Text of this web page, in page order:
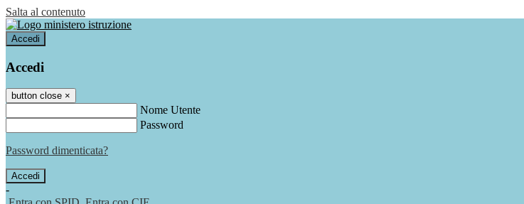
Salta al contenuto
Accedi
Accedi
button close ×
Nome Utente
Password
Password dimenticata?
-